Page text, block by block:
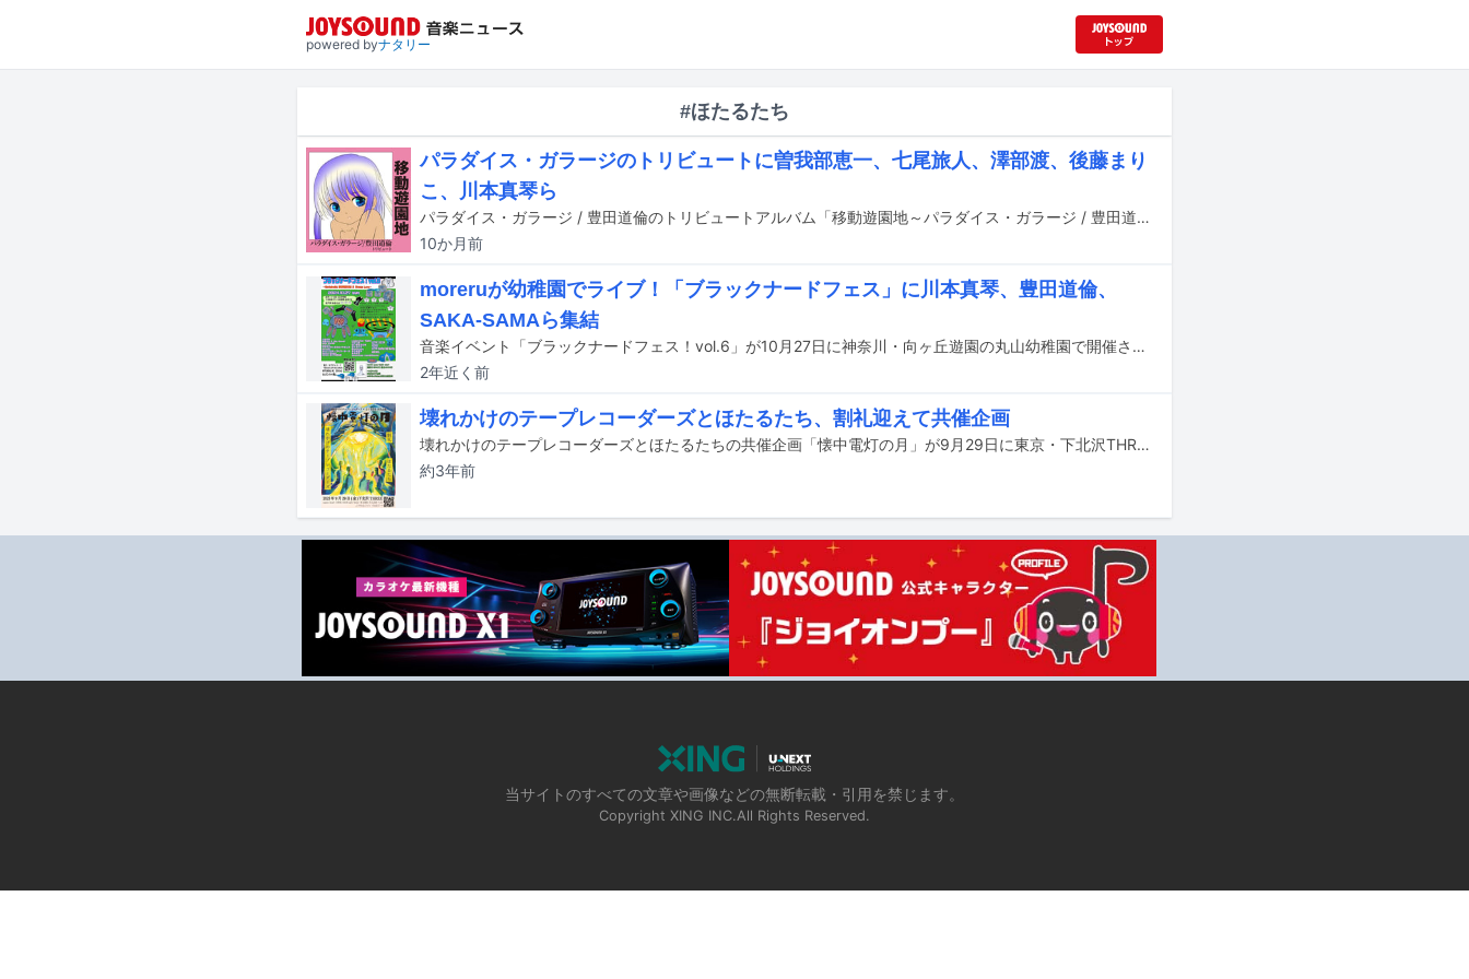
powered byナタリー
#ほたるたち
パラダイス・ガラージのトリビュートに曽我部恵一、七尾旅人、澤部渡、後藤まり
こ、川本真琴ら
パラダイス・ガラージ / 豊田道倫のトリビュートアルバム「移動遊園地～パラダイス・ガラージ / 豊田道倫トリビュート」が11月19日に発売される。
10か月前
moreruが幼稚園でライブ！「ブラックナードフェス」に川本真琴、豊田道倫、
SAKA-SAMAら集結
音楽イベント「ブラックナードフェス！vol.6」が10月27日に神奈川・向ヶ丘遊園の丸山幼稚園で開催される。
2年近く 前
壊れかけのテープレコーダーズとほたるたち、割礼迎えて共催企画
壊れかけのテープレコーダーズとほたるたちの共催企画「懐中電灯の月」が9月29日に東京・下北沢THREEにて開催される。
約3年前
当サイトのすべての文章や画像などの無断転載・引用を禁じます。
Copyright XING INC.All Rights Reserved.